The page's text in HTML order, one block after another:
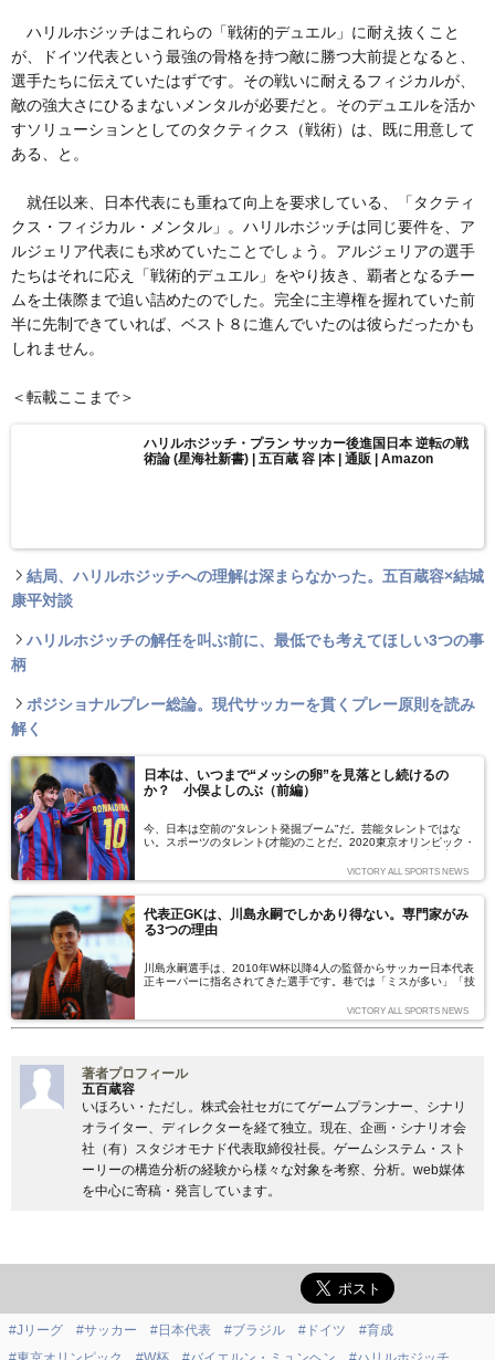
ハリルホジッチはこれらの「戦術的デュエル」に耐え抜くこと
が、ドイツ代表という最強の骨格を持つ敵に勝つ大前提となると、
選手たちに伝えていたはずです。その戦いに耐えるフィジカルが、
敵の強大さにひるまないメンタルが必要だと。そのデュエルを活か
すソリューションとしてのタクティクス（戦術）は、既に用意して
ある、と。
就任以来、日本代表にも重ねて向上を要求している、「タクティ
クス・フィジカル・メンタル」。ハリルホジッチは同じ要件を、ア
ルジェリア代表にも求めていたことでしょう。アルジェリアの選手
たちはそれに応え「戦術的デュエル」をやり抜き、覇者となるチー
ムを土俵際まで追い詰めたのでした。完全に主導権を握れていた前
半に先制できていれば、ベスト８に進んでいたのは彼らだったかも
しれません。
＜転載ここまで＞
ハリルホジッチ・プラン サッカー後進国日本 逆転の戦
術論 (星海社新書) | 五百蔵 容 |本 | 通販 | Amazon
結局、ハリルホジッチへの理解は深まらなかった。五百蔵容×結城
康平対談
ハリルホジッチの解任を叫ぶ前に、最低でも考えてほしい3つの事
柄
ポジショナルプレー総論。現代サッカーを貫くプレー原則を読み
解く
日本は、いつまで“メッシの卵”を見落とし続けるの
か？ 小俣よしのぶ（前編）
今、日本は空前の“タレント発掘ブーム"だ。芸能タレントではな
い。スポーツのタレント(才能)のことだ。2020東京オリンピック・
目指し、才能ある成長期の選手を発掘・育成する事業が、国家予算
で行われている。タレント発掘が活発になるほど、日本のスポーツ
ステム研究家の小俣よしのぶ氏だ。その根拠を語ってもらった。
（取材・文：出川啓太）
VICTORY ALL SPORTS NEWS
代表正GKは、川島永嗣でしかあり得ない。専門家がみ
る3つの理由
川島永嗣選手は、2010年W杯以降4人の監督からサッカー日本代表
正キーパーに指名されてきた選手です。巷では「ミスが多い」「技
す。しかし、山野陽嗣氏（元U-20ホンジュラス代表GKコーチ）
は、「正GKは川島以外あり得ない」とまで言い切ります。どうい
VICTORY ALL SPORTS NEWS
著者プロフィール
五百蔵容
いほろい・ただし。株式会社セガにてゲームプランナー、シナリ
オライター、ディレクターを経て独立。現在、企画・シナリオ会
社（有）スタジオモナド代表取締役社長。ゲームシステム・スト
ーリーの構造分析の経験から様々な対象を考察、分析。web媒体
を中心に寄稿・発言しています。
#Jリーグ #サッカー #日本代表 #ブラジル #ドイツ
#育成